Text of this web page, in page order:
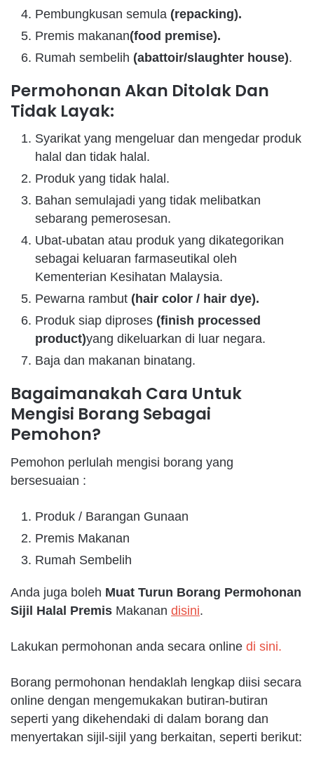
Pembungkusan semula (repacking).
Premis makanan(food premise).
Rumah sembelih (abattoir/slaughter house).
Permohonan Akan Ditolak Dan
Tidak Layak:
Syarikat yang mengeluar dan mengedar produk
halal dan tidak halal.
Produk yang tidak halal.
Bahan semulajadi yang tidak melibatkan
sebarang pemerosesan.
Ubat-ubatan atau produk yang dikategorikan
sebagai keluaran farmaseutikal oleh
Kementerian Kesihatan Malaysia.
Pewarna rambut (hair color / hair dye).
Produk siap diproses (finish processed
product)yang dikeluarkan di luar negara.
Baja dan makanan binatang.
Bagaimanakah Cara Untuk
Mengisi Borang Sebagai
Pemohon?
Pemohon perlulah mengisi borang yang
bersesuaian :
Produk / Barangan Gunaan
Premis Makanan
Rumah Sembelih
Anda juga boleh Muat Turun Borang Permohonan
Sijil Halal Premis Makanan disini.
Lakukan permohonan anda secara online di sini.
Borang permohonan hendaklah lengkap diisi secara
online dengan mengemukakan butiran-butiran
seperti yang dikehendaki di dalam borang dan
menyertakan sijil-sijil yang berkaitan, seperti berikut: